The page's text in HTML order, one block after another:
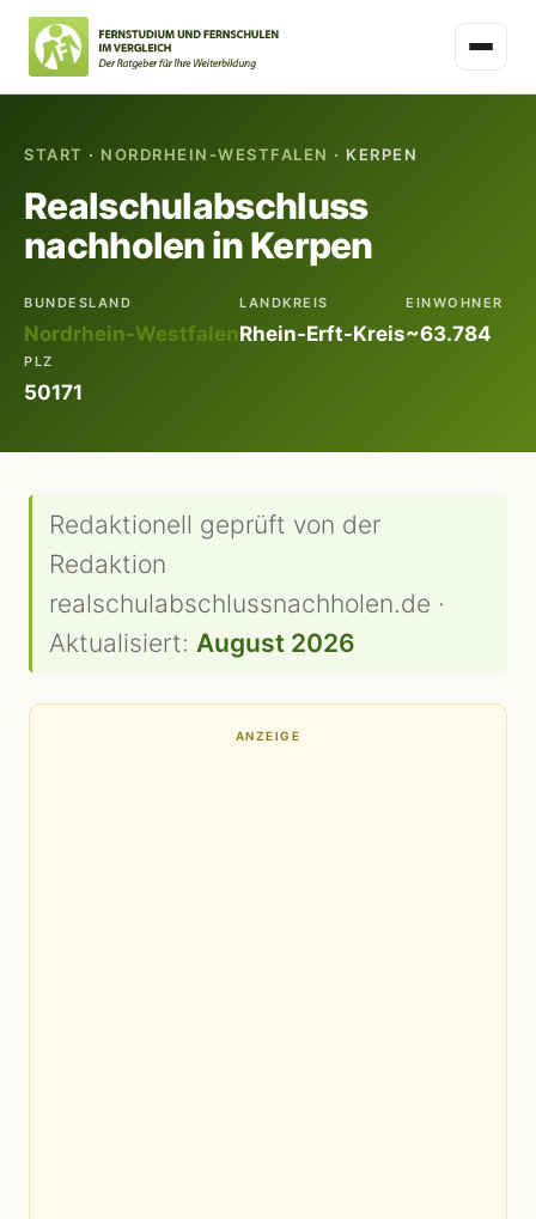
START · NORDRHEIN-WESTFALEN · KERPEN
Realschulabschluss
nachholen in Kerpen
BUNDESLAND
Nordrhein-Westfalen
LANDKREIS
Rhein-Erft-Kreis
EINWOHNER
~63.784
PLZ
50171
Redaktionell geprüft von der
Redaktion
realschulabschlussnachholen.de ·
Aktualisiert: August 2026
ANZEIGE